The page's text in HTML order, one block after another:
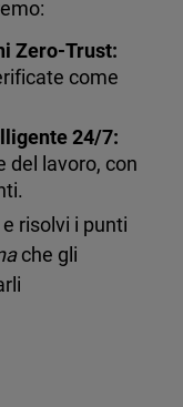
Zero-Trust:
come
24/7:
del lavoro, con
risolvi i punti
che gli